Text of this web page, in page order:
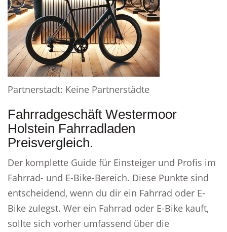
Partnerstadt: Keine Partnerstädte
Fahrradgeschäft Westermoor
Holstein Fahrradladen
Preisvergleich.
Der komplette Guide für Einsteiger und Profis im
Fahrrad- und E-Bike-Bereich. Diese Punkte sind
entscheidend, wenn du dir ein Fahrrad oder E-
Bike zulegst. Wer ein Fahrrad oder E-Bike kauft,
sollte sich vorher umfassend über die